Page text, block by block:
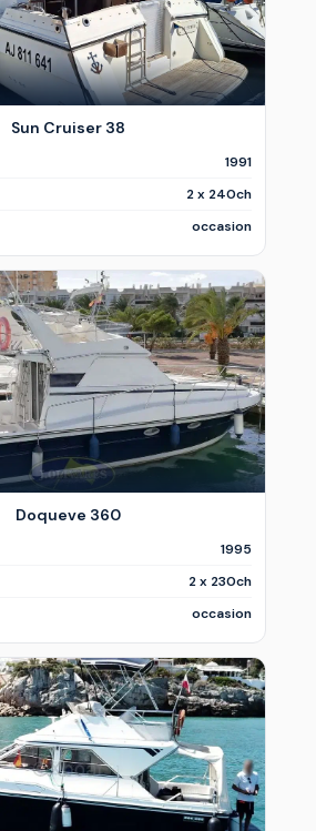
Sun Cruiser 38
1991
2 x 240ch
occasion
Doqueve 360
1995
2 x 230ch
occasion